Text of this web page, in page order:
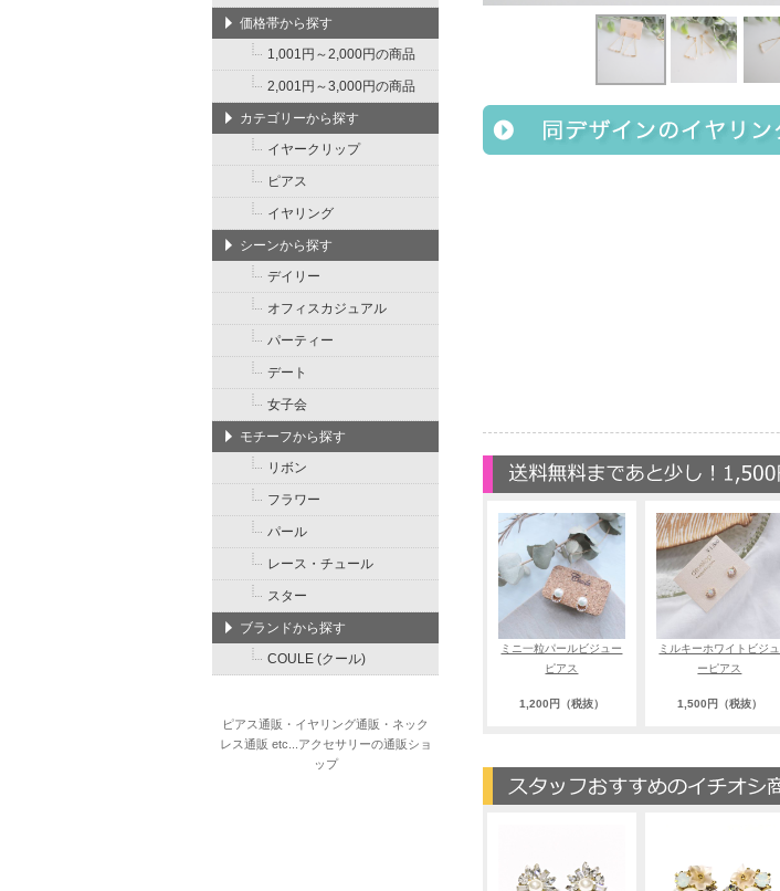
ミニ一粒パールビジュー
ピアス
1,200円（税抜）
ミルキーホワイトビジュ
ーピアス
1,500円（税抜）
価格帯から探す
1,001円～2,000円の商品
2,001円～3,000円の商品
カテゴリーから探す
イヤークリップ
ピアス
イヤリング
シーンから探す
デイリー
オフィスカジュアル
パーティー
デート
女子会
モチーフから探す
リボン
フラワー
パール
レース・チュール
スター
ブランドから探す
COULE (クール)
ピアス通販・イヤリング通販・ネック
レス通販 etc...アクセサリーの通販ショ
ップ